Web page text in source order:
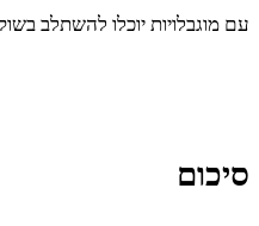
עם מוגבלויות יוכלו להשתלב
סיכום